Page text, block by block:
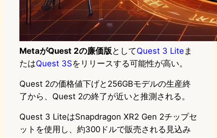
MetaがQuest 2の廉価版 としてQuest 3 Lite ま
たはQuest 3Sをリリースする可能性が高い。
Quest 2の価格値下げと256GBモデルの生産終
了から、Quest 2の終了が近いと推測される。
Quest 3 LiteはSnapdragon XR2 Gen 2チップセ
ットを使用し、約300ドルで販売される見込み